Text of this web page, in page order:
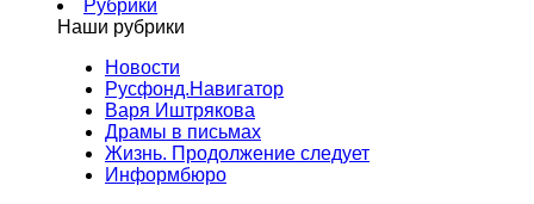
Рубрики
Наши рубрики
Новости
Русфонд.Навигатор
Варя Иштрякова
Драмы в письмах
Жизнь. Продолжение следует
Информбюро